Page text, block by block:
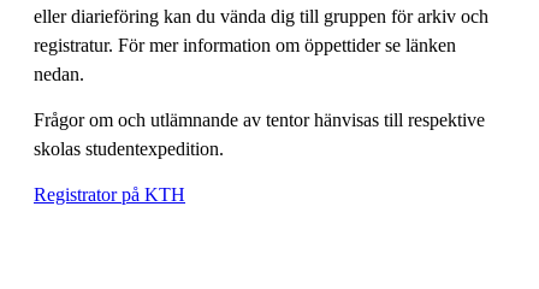
eller diarieföring kan du vända dig till gruppen för arkiv och
registratur. För mer information om öppettider se länken
nedan.
Frågor om och utlämnande av tentor hänvisas till respektive
skolas studentexpedition.
Registrator på KTH